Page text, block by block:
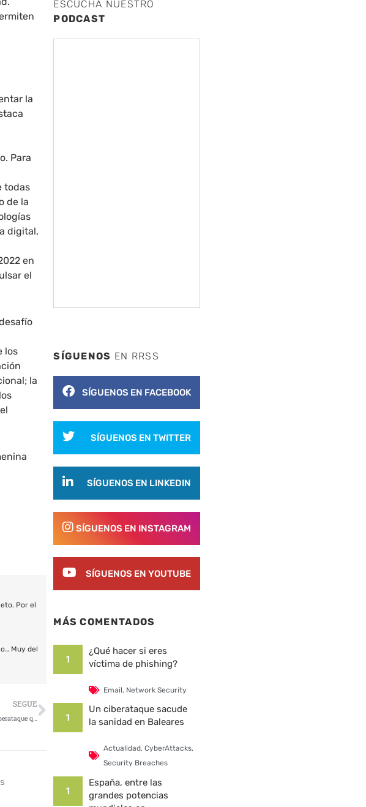
la
Para
todas
de la
digital,
en
el
los
la
Por el
Muy del
SEGUE
Centrales eólicas alemanas sufren un ciberataque que desactiva sus servicios
Siguiente
ESCUCHA NUESTRO
PODCAST
SÍGUENOS EN RRSS
SÍGUENOS EN FACEBOOK
SÍGUENOS EN TWITTER
SÍGUENOS EN LINKEDIN
SÍGUENOS EN INSTAGRAM
SÍGUENOS EN YOUTUBE
MÁS COMENTADOS
1
¿Qué hacer si eres
víctima de phishing?
Email, Network Security
1
Un ciberataque sacude
la sanidad en Baleares
Actualidad, CyberAttacks,
Security Breaches
1
España, entre las
grandes potencias